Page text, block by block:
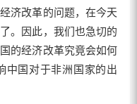
济改革的问题，在今天
。因此，我们也急切的
的经济改革究竟会如何
中国对于非洲国家的出